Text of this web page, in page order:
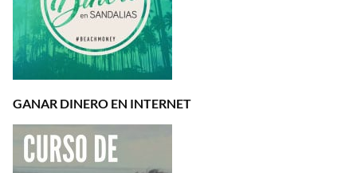
GANAR DINERO EN INTERNET